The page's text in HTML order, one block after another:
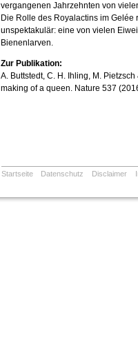
vergangenen Jahrzehnten von
Die Rolle des Royalactins im
unspektakulär: eine von vielen
Bienenlarven.
Zur Publikation:
A. Buttstedt, C. H. Ihling, M.
making of a queen. Nature 537
Startseite Datenschutz Disclaimer